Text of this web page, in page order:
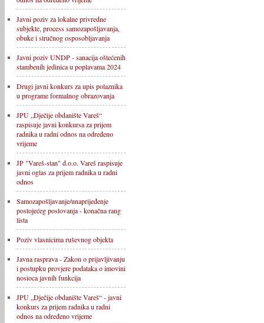
Javni poziv za lokalne privredne
subjekte, process samozapošljavanja,
obuke i stručnog osposobljavanja
Javni poziv UNDP - sanacija oštećenih
stambenih jedinica u poplavama 2024
Drugi javni konkurs za upis polaznika
u programe formalnog obrazovanja
JPU „Dječije obdanište Vareš“
raspisuje javni konkursa za prijem
radnika u radni odnos na određeno
vrijeme
JP "Vareš-stan" d.o.o. Vareš raspisuje
javni oglas za prijem radnika u radni
odnos
Samozapošljavanje/unaprijeđenje
postojećeg poslovanja - konačna rang
lista
Poziv vlasnicima ruševnog objekta
Javna rasprava - Zakon o prijavljivanju
i postupku provjere podataka o imovini
nosioca javnih funkcija
JPU „Dječije obdanište Vareš“ - javni
konkurs za prijem radnika u radni
odnos na određeno vrijeme